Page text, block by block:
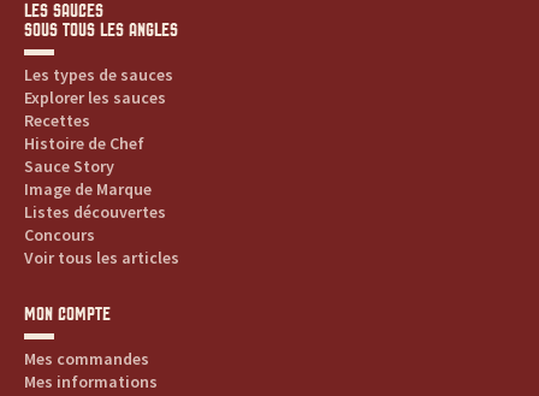
LES SAUCES
SOUS TOUS LES ANGLES
Les types de sauces
Explorer les sauces
Recettes
Histoire de Chef
Sauce Story
Image de Marque
Listes découvertes
Concours
Voir tous les articles
MON COMPTE
Mes commandes
Mes informations